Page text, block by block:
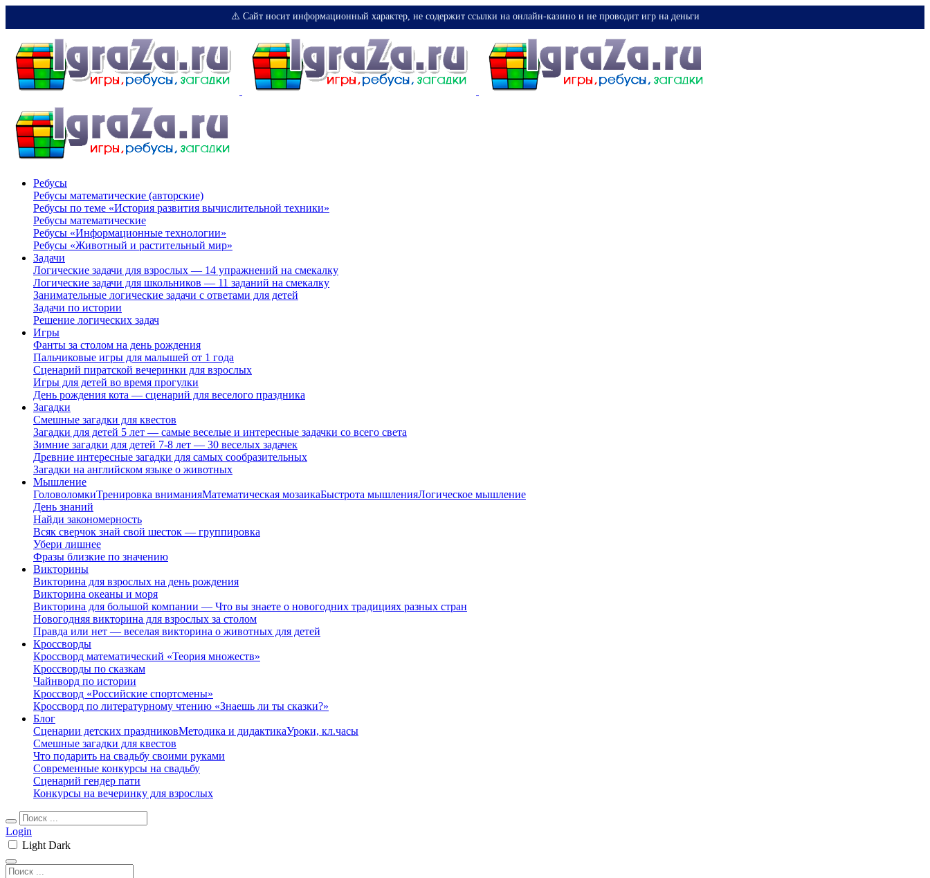
⚠️ Сайт носит информационный характер, не содержит ссылки на онлайн-казино и не проводит игр на деньги
Ребусы
Ребусы математические (авторские)
Ребусы по теме «История развития вычислительной техники»
Ребусы математические
Ребусы «Информационные технологии»
Ребусы «Животный и растительный мир»
Задачи
Логические задачи для взрослых — 14 упражнений на смекалку
Логические задачи для школьников — 11 заданий на смекалку
Занимательные логические задачи с ответами для детей
Задачи по истории
Решение логических задач
Игры
Фанты за столом на день рождения
Пальчиковые игры для малышей от 1 года
Сценарий пиратской вечеринки для взрослых
Игры для детей во время прогулки
День рождения кота — сценарий для веселого праздника
Загадки
Смешные загадки для квестов
Загадки для детей 5 лет — самые веселые и интересные задачки со всего света
Зимние загадки для детей 7-8 лет — 30 веселых задачек
Древние интересные загадки для самых сообразительных
Загадки на английском языке о животных
Мышление
ГоловоломкиТренировка вниманияМатематическая мозаикаБыстрота мышленияЛогическое мышление
День знаний
Найди закономерность
Всяк сверчок знай свой шесток — группировка
Убери лишнее
Фразы близкие по значению
Викторины
Викторина для взрослых на день рождения
Викторина океаны и моря
Викторина для большой компании — Что вы знаете о новогодних традициях разных стран
Новогодняя викторина для взрослых за столом
Правда или нет — веселая викторина о животных для детей
Кроссворды
Кроссворд математический «Теория множеств»
Кроссворды по сказкам
Чайнворд по истории
Кроссворд «Российские спортсмены»
Кроссворд по литературному чтению «Знаешь ли ты сказки?»
Блог
Сценарии детских праздниковМетодика и дидактикаУроки, кл.часы
Смешные загадки для квестов
Что подарить на свадьбу своими руками
Современные конкурсы на свадьбу
Сценарий гендер пати
Конкурсы на вечеринку для взрослых
Login
Light Dark